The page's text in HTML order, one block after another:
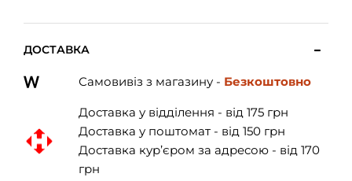
ДОСТАВКА
Самовивіз з магазину - Безкоштовно
Доставка у відділення - від 175 грн
Доставка у поштомат - від 150 грн
Доставка кур’єром за адресою - від 170
грн